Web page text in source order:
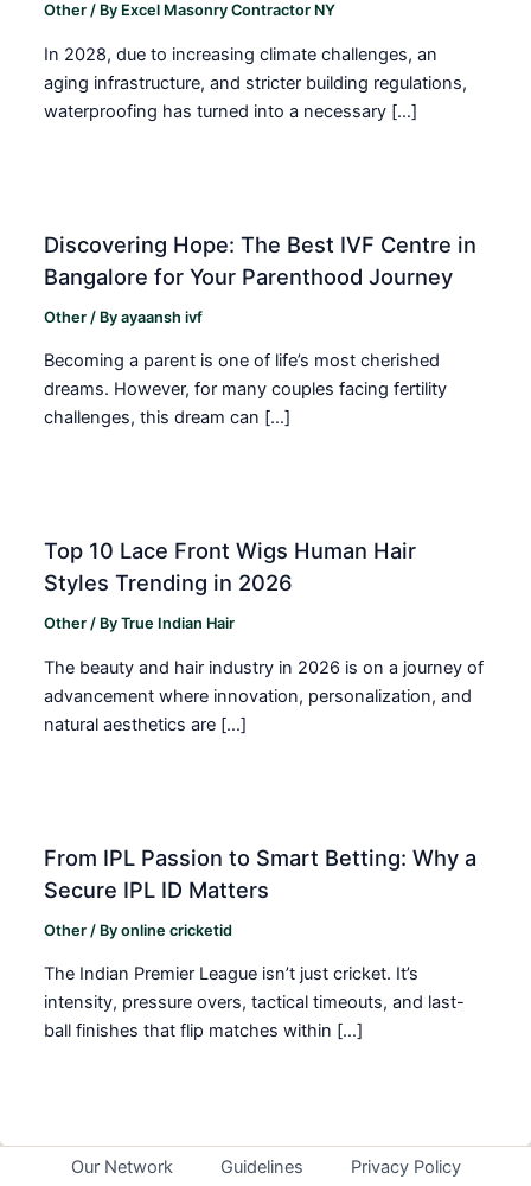
Other / By Excel Masonry Contractor NY
In 2028, due to increasing climate challenges, an
aging infrastructure, and stricter building regulations,
waterproofing has turned into a necessary […]
Discovering Hope: The Best IVF Centre in
Bangalore for Your Parenthood Journey
Other / Byayaansh ivf
Becoming a parent is one of life’s most cherished
dreams. However, for many couples facing fertility
challenges, this dream can […]
Top 10 Lace Front Wigs Human Hair
Styles Trending in 2026
Other / ByTrue Indian Hair
The beauty and hair industry in 2026 is on a journey of
advancement where innovation, personalization, and
natural aesthetics are […]
From IPL Passion to Smart Betting: Why a
Secure IPL ID Matters
Other / Byonline cricketid
The Indian Premier League isn’t just cricket. It’s
intensity, pressure overs, tactical timeouts, and last-
ball finishes that flip matches within […]
Our Network Guidelines
Privacy Policy